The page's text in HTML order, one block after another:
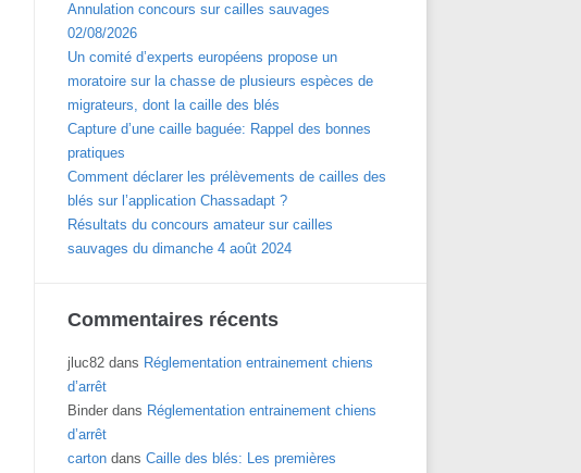
Annulation concours sur cailles sauvages
02/08/2026
Un comité d’experts européens propose un
moratoire sur la chasse de plusieurs espèces de
migrateurs, dont la caille des blés
Capture d’une caille baguée: Rappel des bonnes
pratiques
Comment déclarer les prélèvements de cailles des
blés sur l’application Chassadapt ?
Résultats du concours amateur sur cailles
sauvages du dimanche 4 août 2024
Commentaires récents
jluc82 dans Réglementation entrainement chiens
d’arrêt
Binder dans Réglementation entrainement chiens
d’arrêt
carton dans Caille des blés: Les premières